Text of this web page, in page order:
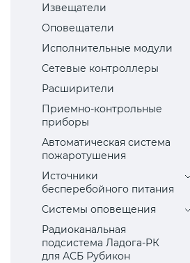
Извещатели
Оповещатели
Исполнительные модули
Сетевые контроллеры
Расширители
Приемно-контрольные
приборы
Автоматическая система
пожаротушения
Источники
бесперебойного питания
Системы оповещения
Радиоканальная
подсистема Ладога-РК
для АСБ Рубикон